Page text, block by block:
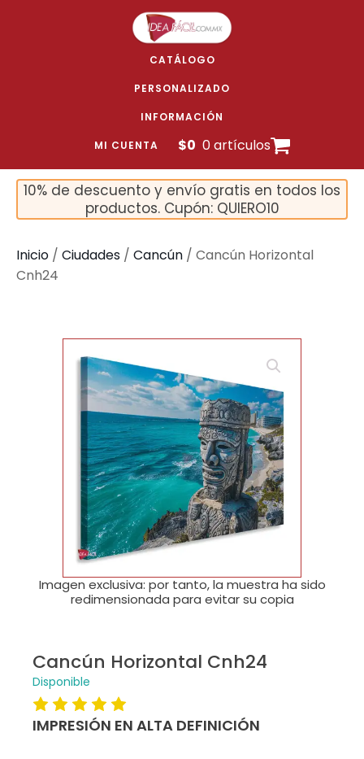
CATÁLOGO
PERSONALIZADO
INFORMACIÓN
MI CUENTA $0 0 artículos
10% de descuento y envío gratis en todos los
productos. Cupón: QUIERO10
Inicio / Ciudades / Cancún / Cancún Horizontal
Cnh24
🔍
Imagen exclusiva: por tanto, la muestra ha sido
redimensionada para evitar su copia
Cancún Horizontal Cnh24
Disponible
IMPRESIÓN EN ALTA DEFINICIÓN